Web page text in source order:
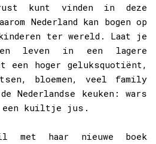
kunt vinden in deze
Nederland kan bogen op
ter wereld. Laat je
leven in een lagere
een hoger geluksquotiënt,
bloemen, veel family
Nederlandse keuken: wars
een kuiltje jus.
met haar nieuwe boek